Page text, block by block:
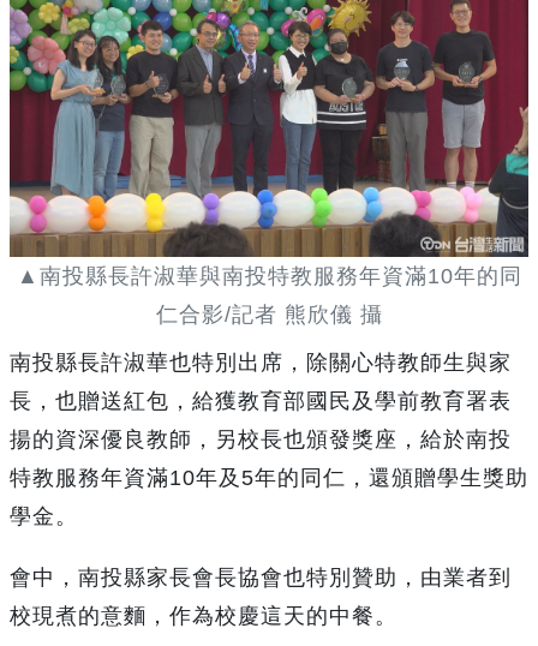
▲南投縣長許淑華與南投特教服務年資滿10年的同
仁合影/記者 熊欣儀 攝
南投縣長許淑華也特別出席，除關心特教師生與家
長，也贈送紅包，給獲教育部國民及學前教育署表
揚的資深優良教師，另校長也頒發獎座，給於南投
特教服務年資滿10年及5年的同仁，還頒贈學生獎助
學金。
會中，南投縣家長會長協會也特別贊助，由業者到
校現煮的意麵，作為校慶這天的中餐。